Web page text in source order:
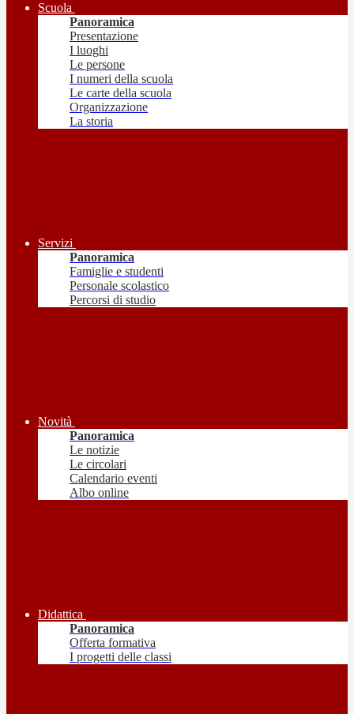
Scuola
Panoramica
Presentazione
I luoghi
Le persone
I numeri della scuola
Le carte della scuola
Organizzazione
La storia
Servizi
Panoramica
Famiglie e studenti
Personale scolastico
Percorsi di studio
Novità
Panoramica
Le notizie
Le circolari
Calendario eventi
Albo online
Didattica
Panoramica
Offerta formativa
I progetti delle classi